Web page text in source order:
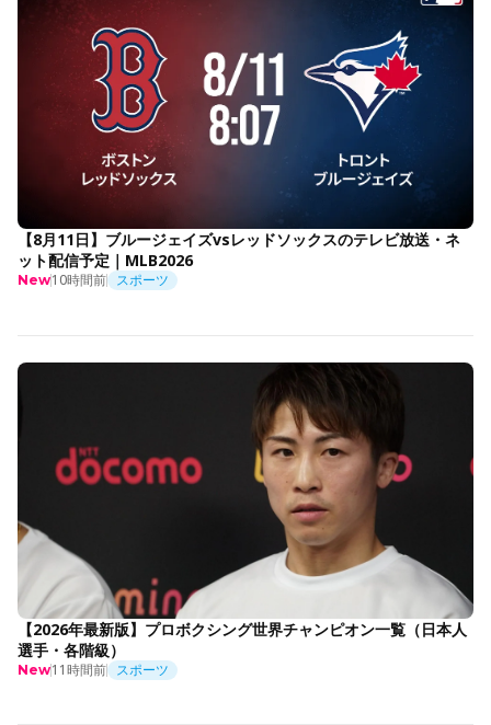
【8月11日】ブルージェイズvsレッドソックスのテレビ放送・ネ
ット配信予定｜MLB2026
New10時間前 スポーツ
【2026年最新版】プロボクシング世界チャンピオン一覧（日本人
選手・各階級）
New11時間前 スポーツ